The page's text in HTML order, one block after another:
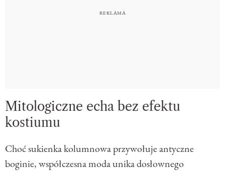
Mitologiczne echa bez efektu
kostiumu
Choć sukienka kolumnowa przywołuje antyczne
boginie, współczesna moda unika dosłownego